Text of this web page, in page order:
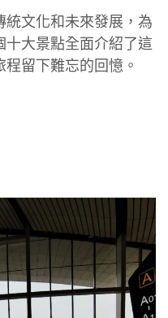
文化和未來發展，為
大景點全面介紹了這
留下難忘的回憶。